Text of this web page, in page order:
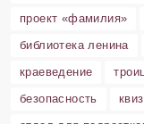
проект «фамилия»
библиотека ленина
краеведение
безопасность
квиз